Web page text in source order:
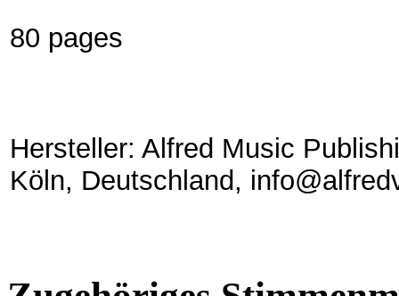
80 pages
Hersteller: Alfred Music
Köln, Deutschland,